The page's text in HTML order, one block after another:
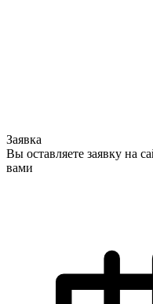
Заявка
Вы оставляете заявку на
вами